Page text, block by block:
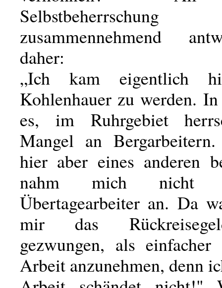
Selbstbeherrschung
zusammennehmend
daher:
„Ich kam eigentlich
Kohlenhauer zu werden.
es, im Ruhrgebiet
Mangel an
hier aber eines anderen
nahm mich nicht
Übertagearbeiter an. Da
mir das
gezwungen, als einfacher
Arbeit anzunehmen, denn